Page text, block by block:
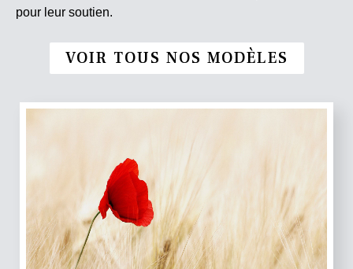
pour leur soutien.
VOIR TOUS NOS MODÈLES